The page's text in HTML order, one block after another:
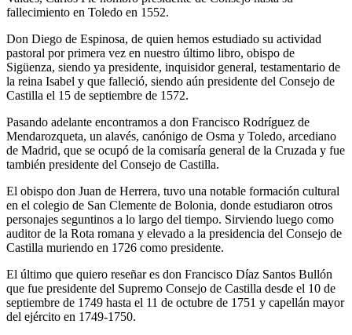
fallecimiento en Toledo en 1552.
Don Diego de Espinosa, de quien hemos estudiado su actividad
pastoral por primera vez en nuestro último libro, obispo de
Sigüenza, siendo ya presidente, inquisidor general, testamentario de
la reina Isabel y que falleció, siendo aún presidente del Consejo de
Castilla el 15 de septiembre de 1572.
Pasando adelante encontramos a don Francisco Rodríguez de
Mendarozqueta, un alavés, canónigo de Osma y Toledo, arcediano
de Madrid, que se ocupó de la comisaría general de la Cruzada y fue
también presidente del Consejo de Castilla.
El obispo don Juan de Herrera, tuvo una notable formación cultural
en el colegio de San Clemente de Bolonia, donde estudiaron otros
personajes seguntinos a lo largo del tiempo. Sirviendo luego como
auditor de la Rota romana y elevado a la presidencia del Consejo de
Castilla muriendo en 1726 como presidente.
El último que quiero reseñar es don Francisco Díaz Santos Bullón
que fue presidente del Supremo Consejo de Castilla desde el 10 de
septiembre de 1749 hasta el 11 de octubre de 1751 y capellán mayor
del ejército en 1749-1750.